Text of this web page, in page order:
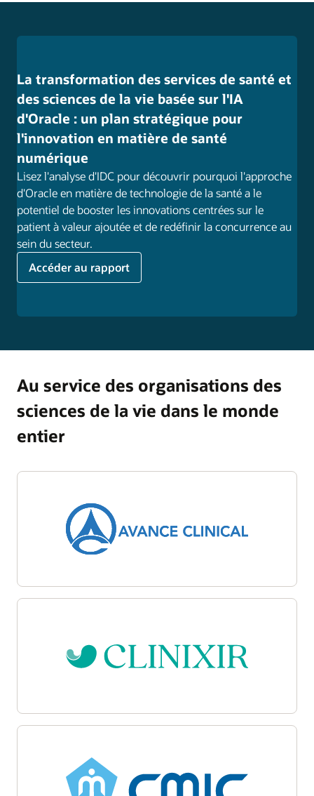
La transformation des services de santé et
des sciences de la vie basée sur l'IA
d'Oracle : un plan stratégique pour
l'innovation en matière de santé
numérique
Lisez l'analyse d'IDC pour découvrir pourquoi l'approche
d'Oracle en matière de technologie de la santé a le
potentiel de booster les innovations centrées sur le
patient à valeur ajoutée et de redéfinir la concurrence au
sein du secteur.
Accéder au rapport
Au service des organisations des
sciences de la vie dans le monde
entier